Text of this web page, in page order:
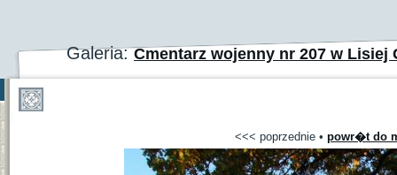
Galeria:Cmentarz wojenny nr 207 w Lisiej
<<< poprzednie • powr�t do